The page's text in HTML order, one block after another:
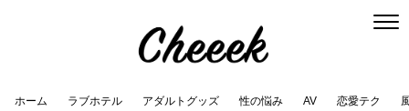
ホーム ラブホテル アダルトグッズ 性の悩み AV 恋愛テク